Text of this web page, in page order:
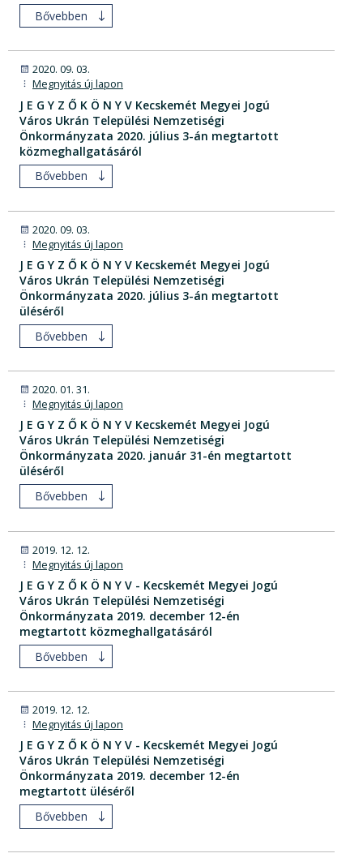
Bővebben
2020. 09. 03.
Megnyitás új lapon
J E G Y Z Ő K Ö N Y V Kecskemét Megyei Jogú
Város Ukrán Települési Nemzetiségi
Önkormányzata 2020. július 3-án megtartott
közmeghallgatásáról
Bővebben
2020. 09. 03.
Megnyitás új lapon
J E G Y Z Ő K Ö N Y V Kecskemét Megyei Jogú
Város Ukrán Települési Nemzetiségi
Önkormányzata 2020. július 3-án megtartott
üléséről
Bővebben
2020. 01. 31.
Megnyitás új lapon
J E G Y Z Ő K Ö N Y V Kecskemét Megyei Jogú
Város Ukrán Települési Nemzetiségi
Önkormányzata 2020. január 31-én megtartott
üléséről
Bővebben
2019. 12. 12.
Megnyitás új lapon
J E G Y Z Ő K Ö N Y V - Kecskemét Megyei Jogú
Város Ukrán Települési Nemzetiségi
Önkormányzata 2019. december 12-én
megtartott közmeghallgatásáról
Bővebben
2019. 12. 12.
Megnyitás új lapon
J E G Y Z Ő K Ö N Y V - Kecskemét Megyei Jogú
Város Ukrán Települési Nemzetiségi
Önkormányzata 2019. december 12-én
megtartott üléséről
Bővebben